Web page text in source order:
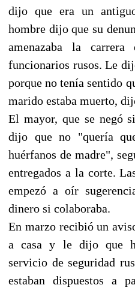
dijo que era un
hombre dijo que su
amenazaba la carrera
funcionarios rusos. Le
porque no tenía sentido
marido estaba muerto,
El mayor, que se negó
dijo que no "quería
huérfanos de madre",
entregados a la corte.
empezó a oír
dinero si colaboraba.
En marzo recibió un
a casa y le dijo que
servicio de seguridad
estaban dispuestos a